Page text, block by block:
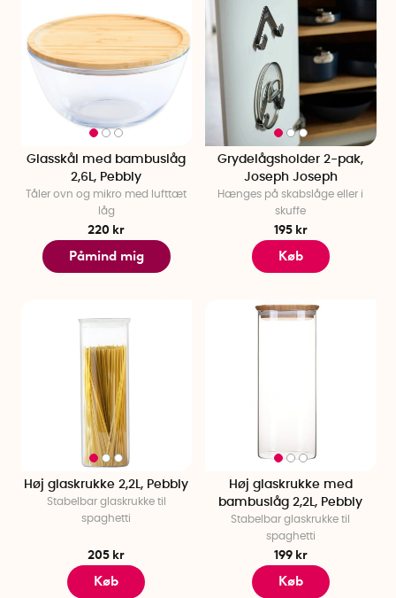
Glasskål med bambuslåg
2,6L, Pebbly
Tåler ovn og mikro med lufttæt
låg
220 kr
Påmind mig
Grydelågsholder 2-pak,
Joseph Joseph
Hænges på skabslåge eller i
skuffe
195 kr
Køb
Høj glaskrukke 2,2L, Pebbly
Stabelbar glaskrukke til
spaghetti
205 kr
Køb
Høj glaskrukke med
bambuslåg 2,2L, Pebbly
Stabelbar glaskrukke til
spaghetti
199 kr
Køb